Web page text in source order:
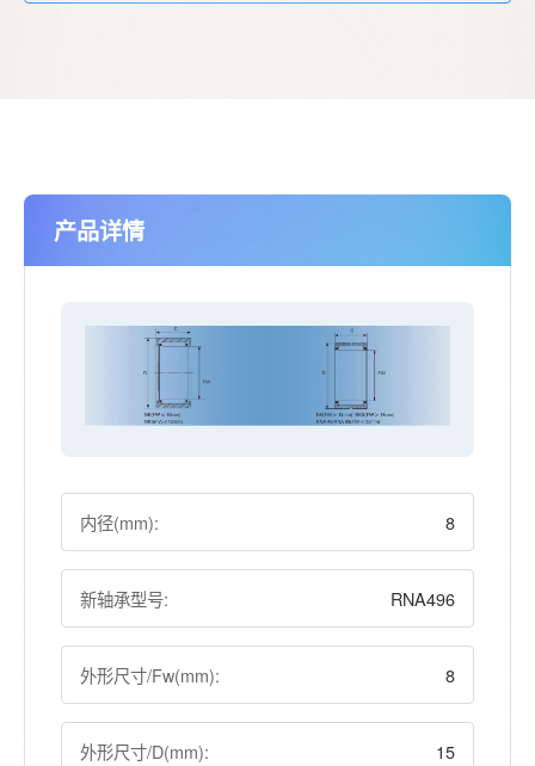
产品详情
内径(mm): 8
新轴承型号: RNA496
外形尺寸/Fw(mm): 8
外形尺寸/D(mm): 15